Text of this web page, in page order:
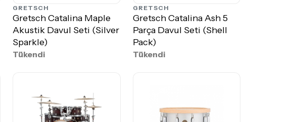
GRETSCH
Gretsch Catalina Maple
Akustik Davul Seti (Silver
Sparkle)
Tükendi
GRETSCH
Gretsch Catalina Ash 5
Parça Davul Seti (Shell
Pack)
Tükendi